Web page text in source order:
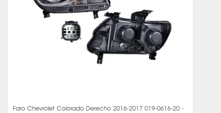
Faro Chevrolet Colorado Derecho 2016-2017 019-0616-20 -